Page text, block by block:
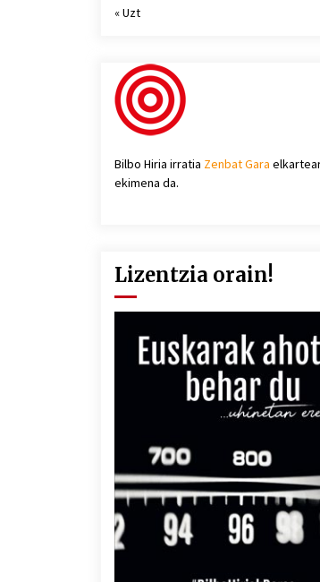
« Uzt
Bilbo Hiria irratia Zenbat Gara
ekimena da.
Lizentzia orain!